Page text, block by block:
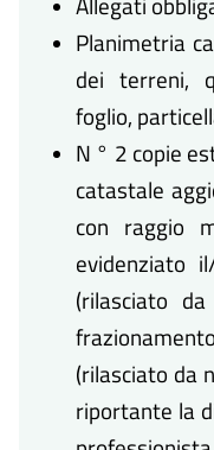
Planimetria
dei terreni,
foglio,
N ° 2 copie
catastale
con raggio
evidenziato
(rilasciato
(rilasciato da
riportante la